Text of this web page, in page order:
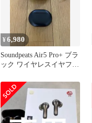
¥6,980
Soundpeats Air5 Pro+ ブラ
ック ワイヤレスイヤフォ